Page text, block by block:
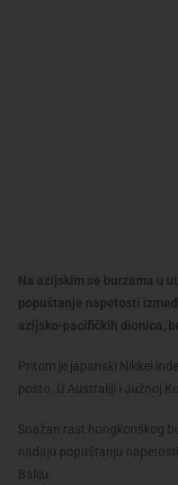
Na azijskim se burzama u
popuštanje napetosti
azijsko-pacifičkih dionica,
Pritom je japanski Nikkei
posto. U Australiji i Južnoj
Snažan rast hongkonškog
nadaju popuštanju
Baliju.